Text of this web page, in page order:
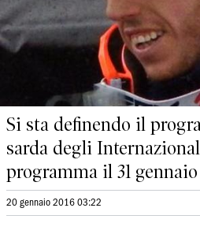
Si sta definendo il
sarda degli
programma il 31
20 gennaio 2016 03:22